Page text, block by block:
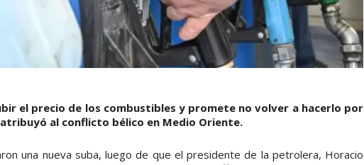
el precio de los combustibles y promete no volver a hacerlo por
atribuyó al conflicto bélico en Medio Oriente.
una nueva suba, luego de que el presidente de la petrolera, Horacio